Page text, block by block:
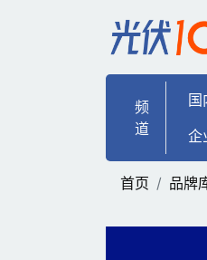
鑫万茂 | 光伏
频
道
国
企
首页
品牌